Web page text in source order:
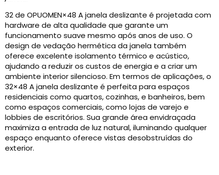
32 de OPUOMEN×48 A janela deslizante é projetada com
hardware de alta qualidade que garante um
funcionamento suave mesmo após anos de uso. O
design de vedação hermética da janela também
oferece excelente isolamento térmico e acústico,
ajudando a reduzir os custos de energia e a criar um
ambiente interior silencioso. Em termos de aplicações, o
32×48 A janela deslizante é perfeita para espaços
residenciais como quartos, cozinhas, e banheiros, bem
como espaços comerciais, como lojas de varejo e
lobbies de escritórios. Sua grande área envidraçada
maximiza a entrada de luz natural, iluminando qualquer
espaço enquanto oferece vistas desobstruídas do
exterior.